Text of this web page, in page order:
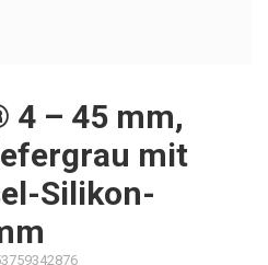
4 – 45 mm,
mit
Silikon-